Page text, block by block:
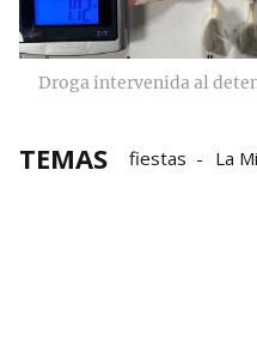
Droga intervenida al
TEMAS fiestas La